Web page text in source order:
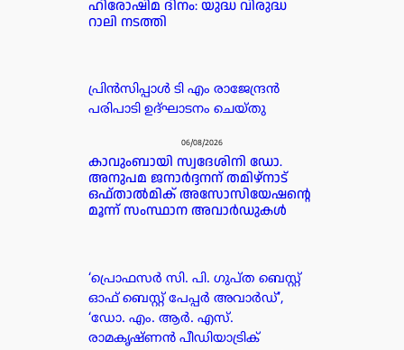
ഹിരോഷിമ ദിനം: യുദ്ധ വിരുദ്ധ
റാലി നടത്തി
പ്രിൻസിപ്പാൾ ടി എം രാജേന്ദ്രൻ
പരിപാടി ഉദ്ഘാടനം ചെയ്തു
06/08/2026
കാവുംബായി സ്വദേശിനി ഡോ.
അനുപമ ജനാർദ്ദനന് തമിഴ്‌നാട്
ഒഫ്താൽമിക് അസോസിയേഷന്റെ
മൂന്ന് സംസ്ഥാന അവാർഡുകൾ
‘പ്രൊഫസർ സി. പി. ഗുപ്ത ബെസ്റ്റ്
ഓഫ് ബെസ്റ്റ് പേപ്പർ അവാർഡ്’,
‘ഡോ. എം. ആർ. എസ്.
രാമകൃഷ്ണൻ പീഡിയാട്രിക്